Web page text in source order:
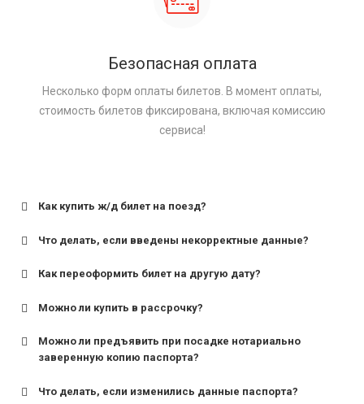
Безопасная оплата
Несколько форм оплаты билетов. В момент оплаты,
стоимость билетов фиксирована, включая комиссию
сервиса!
Как купить ж/д билет на поезд?
Что делать, если введены некорректные данные?
Как переоформить билет на другую дату?
Можно ли купить в рассрочку?
Можно ли предъявить при посадке нотариально
заверенную копию паспорта?
Что делать, если изменились данные паспорта?